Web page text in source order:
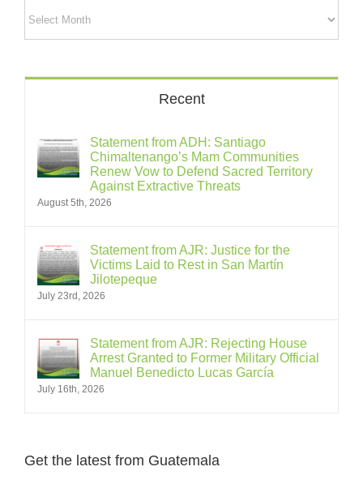
Recent
Statement from ADH: Santiago
Chimaltenango’s Mam Communities
Renew Vow to Defend Sacred Territory
Against Extractive Threats
August 5th, 2026
Statement from AJR: Justice for the
Victims Laid to Rest in San Martín
Jilotepeque
July 23rd, 2026
Statement from AJR: Rejecting House
Arrest Granted to Former Military Official
Manuel Benedicto Lucas García
July 16th, 2026
Get the latest from Guatemala